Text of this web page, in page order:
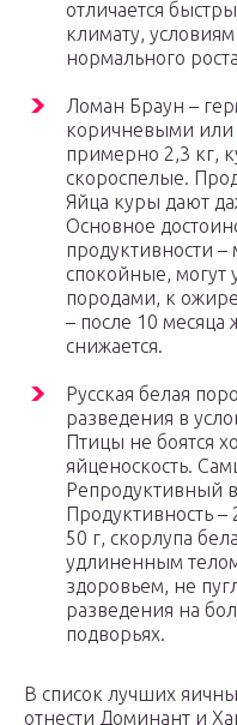
отличается
климату,
нормального
Ломан Браун –
коричневыми или
примерно 2,3 кг,
скороспелые.
Яйца куры дают
Основное
продуктивности
спокойные, могут
породами, к
– после 10 месяца
снижается.
Русская белая
разведения в
Птицы не боятся
яйценоскость.
Репродуктивный
Продуктивность –
50 г, скорлупа
удлиненным
здоровьем, не
разведения на
подворьях.
В список лучших
отнести Доминант и